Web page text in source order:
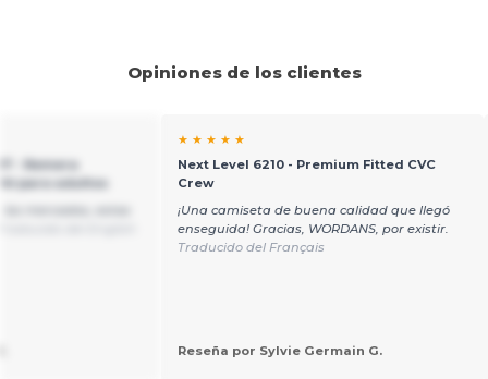
Opiniones de los clientes
- Remera
para adultos
★ ★ ★ ★ ★
Next Level 6210 - Premium Fitted CVC
Crew
¡Una camiseta de buena calidad que llegó
enseguida! Gracias, WORDANS, por existir.
Traducido del Français
Reseña por Sylvie Germain G.